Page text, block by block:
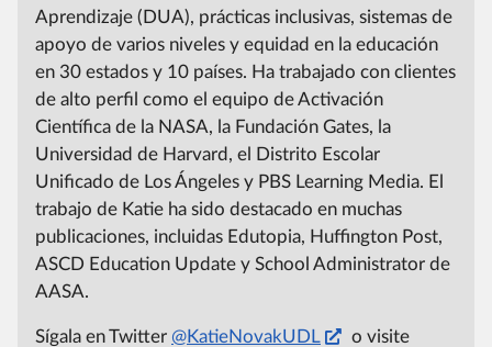
Aprendizaje (DUA), prácticas inclusivas, sistemas de
apoyo de varios niveles y equidad en la educación
en 30 estados y 10 países. Ha trabajado con clientes
de alto perfil como el equipo de Activación
Científica de la NASA, la Fundación Gates, la
Universidad de Harvard, el Distrito Escolar
Unificado de Los Ángeles y PBS Learning Media. El
trabajo de Katie ha sido destacado en muchas
publicaciones, incluidas Edutopia, Huffington Post,
ASCD Education Update y School Administrator de
AASA.
Sígala en Twitter @KatieNovakUDL
o visite